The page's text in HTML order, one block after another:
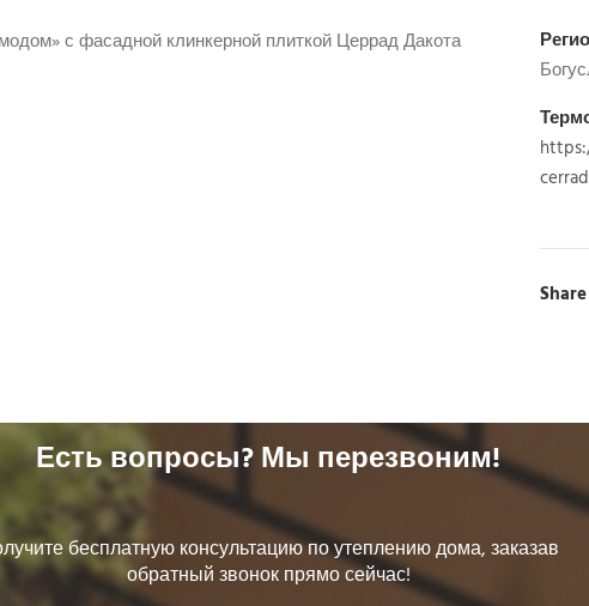
с фасадной клинкерной плиткой Церрад Дакота
Share
Есть вопросы? Мы перезвоним!
бесплатную консультацию по утеплению дома, заказав
обратный звонок прямо сейчас!